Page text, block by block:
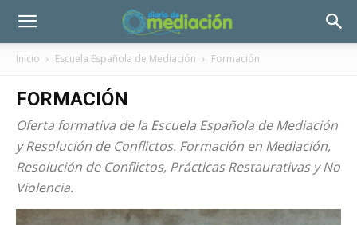
Inicio Escuela Española de Mediación Formación
FORMACIÓN
Oferta formativa de la Escuela Española de Mediación
y Resolución de Conflictos. Formación en Mediación,
Resolución de Conflictos, Prácticas Restaurativas y No
Violencia.